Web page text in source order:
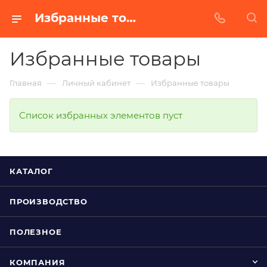
Избранные товары
Избранные товары
Главная — Личный кабинет — Избранные товары
Список избранных элементов пуст
КАТАЛОГ
ПРОИЗВОДСТВО
ПОЛЕЗНОЕ
КОМПАНИЯ